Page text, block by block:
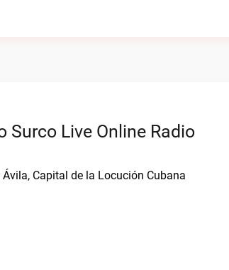
Surco Live Online Radio
Capital de la Locución Cubana